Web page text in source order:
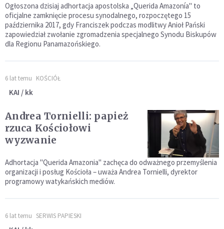
Ogłoszona dzisiaj adhortacja apostolska „Querida Amazonía" to
oficjalne zamknięcie procesu synodalnego, rozpoczętego 15
października 2017, gdy Franciszek podczas modlitwy Anioł Pański
zapowiedział zwołanie zgromadzenia specjalnego Synodu Biskupów
dla Regionu Panamazońskiego.
6 lat temu KOŚCIÓŁ
KAI / kk
Andrea Tornielli: papież
rzuca Kościołowi
wyzwanie
Adhortacja "Querida Amazonia" zachęca do odważnego przemyślenia
organizacji i posług Kościoła – uważa Andrea Tornielli, dyrektor
programowy watykańskich mediów.
6 lat temu SERWIS PAPIESKI